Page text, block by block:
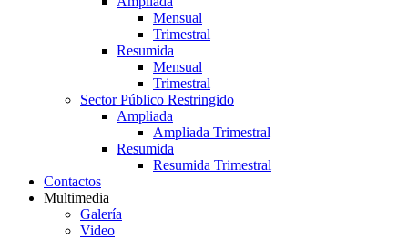
Mensual
Trimestral
Resumida
Mensual
Trimestral
Sector Público Restringido
Ampliada
Ampliada Trimestral
Resumida
Resumida Trimestral
Contactos
Multimedia
Galería
Video